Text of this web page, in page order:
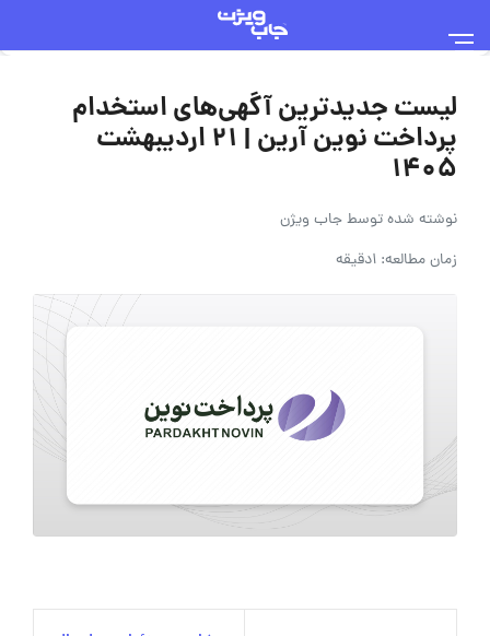
لیست جدیدترین آگهی‌های استخدام
پرداخت نوین آرین | ۲۱ اردیبهشت
۱۴۰۵
نوشته شده توسطجاب ویژن
زمان مطالعه: 1دقیقه